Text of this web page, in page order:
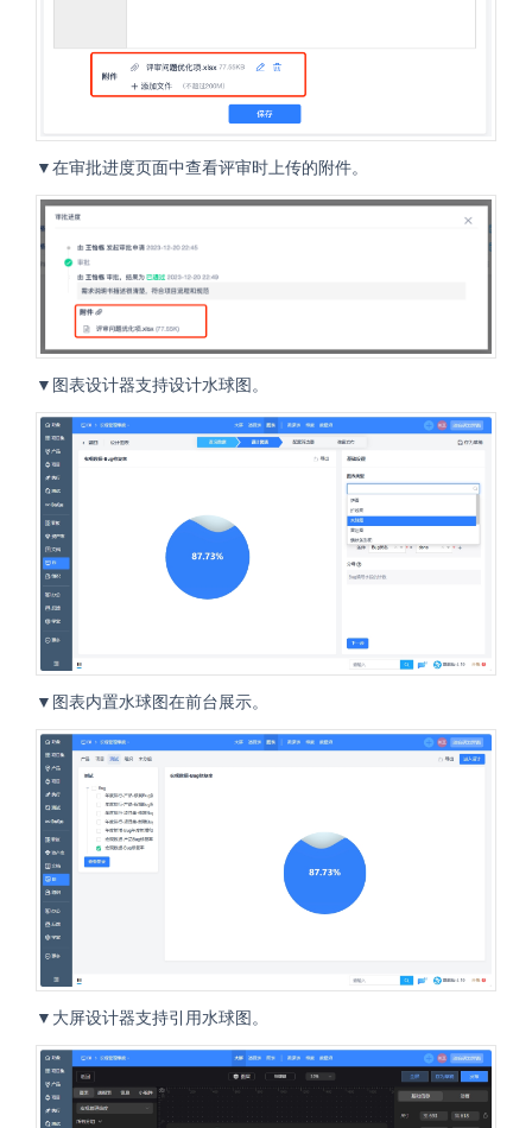
▼在审批进度页面中查看评审时上传的附件。
▼图表设计器支持设计水球图。
▼图表内置水球图在前台展示。
▼大屏设计器支持引用水球图。